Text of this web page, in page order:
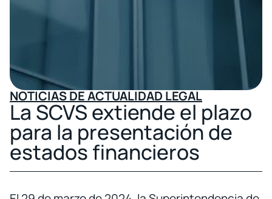
NOTICIAS DE ACTUALIDAD LEGAL
La SCVS extiende el plazo
para la presentación de
estados financieros